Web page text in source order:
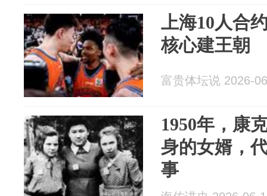
上海10人合
核心建王朝
富贵体坛说 2026-
1950年，康
身的女婿，
事